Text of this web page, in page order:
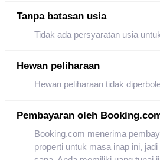
Tanpa batasan usia
Tidak ada persyaratan usia
Hewan peliharaan
Hewan peliharaan tidak
Pembayaran oleh
Booking.com menerima
properti untuk masa inap ini,